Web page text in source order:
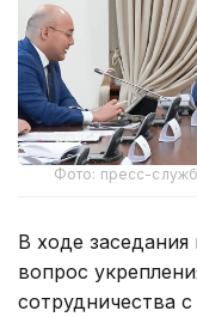
Фото: пресс-
В ходе
вопрос
сотрудничества